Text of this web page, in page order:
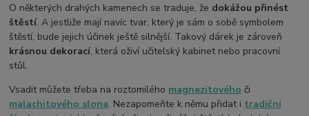
O některých drahých kamenech se traduje, že dokážou přinést
štěstí. A jestliže mají navíc tvar, který je sám o sobě symbolem
štěstí, bude jejich účinek ještě silnější. Takový dárek je zároveň
krásnou dekorací, která oživí učitelský kabinet nebo pracovní
stůl.
Vsadit můžete třeba na roztomilého magnezitového či
malachitového slona. Nezapomeňte k němu přidat i tradiční